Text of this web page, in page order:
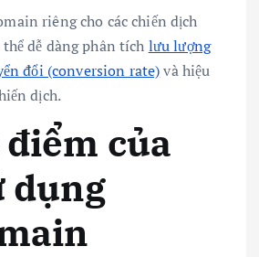
riêng cho các chiến dịch
dễ dàng phân tích lưu lượng
đổi (conversion rate)và hiệu
dịch.
của
dụng